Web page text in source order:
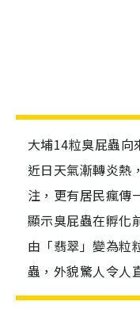
大埔14粒臭屁蟲向
近日天氣漸轉炎熱
注，更有居民瘋傳
顯示臭屁蟲在孵化
由「翡翠」變為粒
蟲，外貌驚人令人